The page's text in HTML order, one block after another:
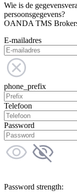
Wie is de
persoonsgegevens?
OANDA TMS
E-mailadres
phone_prefix
Telefoon
Password
Password strength: